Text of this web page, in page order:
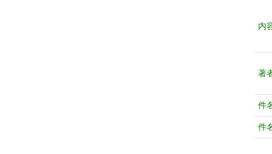
内
著
件
件